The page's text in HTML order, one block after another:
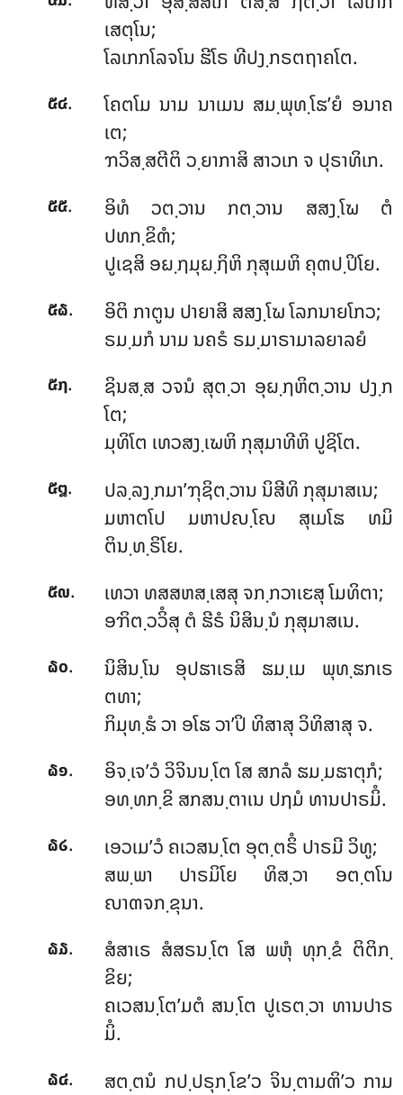
ເສຕຸໂນ;
ໂລເກກໂລຈໂນ ຘີໂຣ ທີປງ຺ກຣຕຖາຄໂຕ.
໕໔.
ໂຄຕໂມ ນາມ ນາເມນ ສມ຺ພຸທ຺ໂຘ’ຍໍ ອນາຄ
ເຕ;
ຠວິສ຺ສຕີຕິ ວ຺ຍາກາສິ ສາວເກ ຈ ປຸຣາທິເກ.
໕໕.
ອິທໍ ວຕ຺ວານ ກຕ຺ວານ ສສງ຺ໂຆ ຕໍ
ປທກ຺ຂິຓໍ;
ປູເຊສິ ອຏ຺ຐມຸຏ຺ຐິຫິ ກຸສຸເມຫິ ຄຸຓປ຺ປິໂຍ.
໕໖.
ອິຕິ ກາຕູນ ປາຍາສິ ສສງ຺ໂຆ ໂລກນາຍໂກວ;
ຣມ຺ມກໍ ນາມ ນຄຣໍ ຣມ຺ມາຣາມາລຍາລຍໍ
໕໗.
ຊິນສ຺ສ ວຈນໍ ສຸຕ຺ວາ ອຸຏ຺ຐຫິຕ຺ວານ ປງ຺ກ
ໂຕ;
ມຸທິໂຕ ເທວສງ຺ເຆຫິ ກຸສຸມາທີຫິ ປູຊິໂຕ.
໕໘.
ປລ຺ລງ຺ກມາ’ຠຸຊິຕ຺ວານ ນິສີທິ ກຸສຸມາສເນ;
ມຫາຕໂປ ມຫາປຎ຺ໂຎ ສຸເມໂຘ ທມິ
ຕິນ຺ທ຺ຣິໂຍ.
໕໙.
ເທວາ ທສສຫສ຺ເສສຸ ຈກ຺ກວາເຬສຸ ໂມທິຕາ;
ອຠິຕ຺ວວິໍສຸ ຕໍ ຘີຣໍ ນິສິນ຺ນໍ ກຸສຸມາສເນ.
໖໐.
ນິສິນ຺ໂນ ອຸປຘາເຣສິ ຘມ຺ເມ ພຸທ຺ຘກເຣ
ຕທາ;
ກິມຸທ຺ຘໍ ວາ ອໂຘ ວາ’ປິ ທິສາສຸ ວິທິສາສຸ ຈ.
໖໑.
ອິຈ຺ເຈ’ວໍ ວິຈິນນ຺ໂຕ ໂສ ສກລໍ ຘມ຺ມຘາຕຸກໍ;
ອທ຺ທກ຺ຂິ ສກສນ຺ຕາເນ ປຐມໍ ທານປາຣມິໍ.
໖໒.
ເອວເມ’ວໍ ຄເວສນ຺ໂຕ ອຸຕ຺ຕຣິໍ ປາຣມີ ວິທູ;
ສພ຺ພາ ປາຣມິໂຍ ທິສ຺ວາ ອຕ຺ຕໂນ
ຎາຓຈກ຺ຂຸນາ.
໖໓.
ສໍສາເຣ ສໍສຣນ຺ໂຕ ໂສ ພຫຸໍ ທຸກ຺ຂໍ ຕິຕິກ຺
ຂິຍ;
ຄເວສນ຺ໂຕ’ມຕໍ ສນ຺ໂຕ ປູເຣຕ຺ວາ ທານປາຣ
ມິໍ.
໖໔.
ສຕ຺ຕນໍ ກປ຺ປຣຸກ຺ໂຂ’ວ ຈິນ຺ຕາມຓິ’ວ ກາມ